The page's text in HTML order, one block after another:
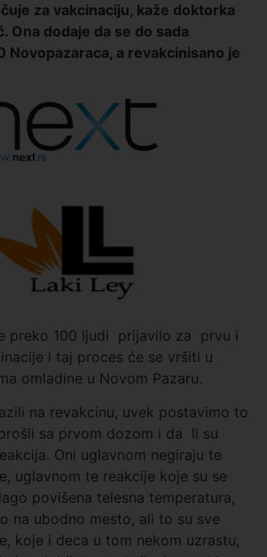
za vakcinaciju, kaže doktorka
Ona dodaje da se do sada
Novopazaraca, a revakcinisano je
preko 100 ljudi prijavilo za prvu i
i taj proces će se vršiti u
omladine u Novom Pazaru.
na revakcinu, uvek postavimo to
sa prvom dozom i da li su
Oni uglavnom negiraju te
uglavnom te reakcije koje su se
povišena telesna temperatura,
na ubodno mesto, ali to su sve
koje i deca u tom nekom uzrastu,